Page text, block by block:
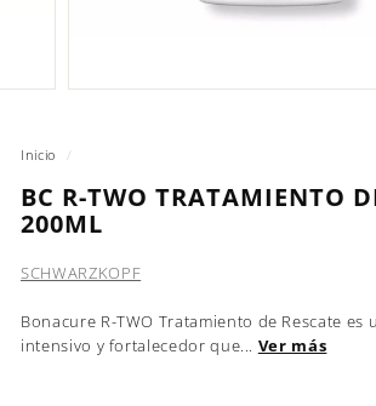
Inicio /
BC R-TWO TRATAMIENTO
200ML
SCHWARZKOPF
Bonacure R-TWO Tratamiento de Rescate es
intensivo y fortalecedor que... Ver más